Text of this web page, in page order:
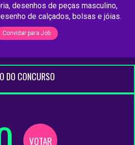
desenhos de peças masculino,
de calçados, bolsas e jóias.
Convidar para Job
DO CONCURSO
VOTAR